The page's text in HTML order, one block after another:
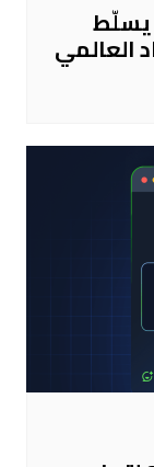
منتدى الطاقة في SPIEF 2026 يسلّط
العالمي